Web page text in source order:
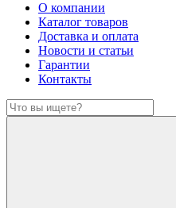
О компании
Каталог товаров
Доставка и оплата
Новости и статьи
Гарантии
Контакты